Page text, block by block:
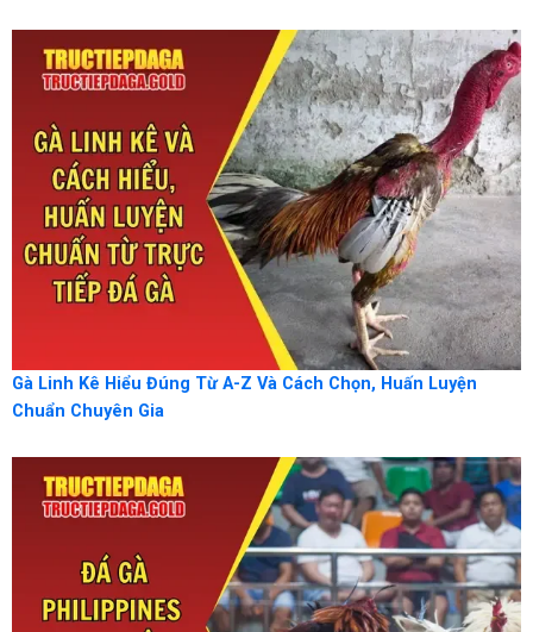
Gà Linh Kê Hiểu Đúng Từ A-Z Và Cách Chọn, Huấn Luyện
Chuẩn Chuyên Gia